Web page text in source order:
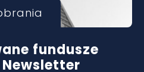
fundusze